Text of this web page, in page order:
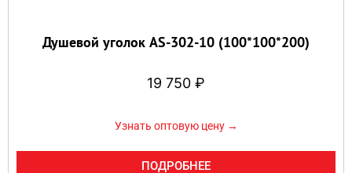
Душевой уголок AS-302-10 (100*100*200)
19 750 ₽
Узнать оптовую цену →
ПОДРОБНЕЕ